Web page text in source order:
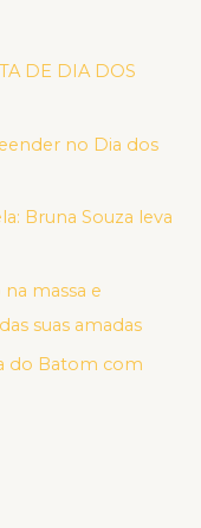
DE DIA DOS
no Dia dos
Bruna Souza leva
massa e
suas amadas
do Batom com